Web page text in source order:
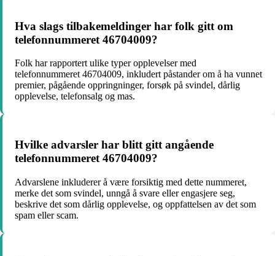
Hva slags tilbakemeldinger har folk gitt om
telefonnummeret 46704009?
Folk har rapportert ulike typer opplevelser med
telefonnummeret 46704009, inkludert påstander om å ha vunnet
premier, pågående oppringninger, forsøk på svindel, dårlig
opplevelse, telefonsalg og mas.
Hvilke advarsler har blitt gitt angående
telefonnummeret 46704009?
Advarslene inkluderer å være forsiktig med dette nummeret,
merke det som svindel, unngå å svare eller engasjere seg,
beskrive det som dårlig opplevelse, og oppfattelsen av det som
spam eller scam.